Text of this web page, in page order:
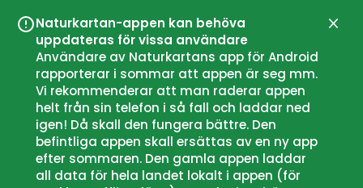
Naturkartan-appen kan behöva
uppdateras för vissa användare
Användare av Naturkartans app för Android
rapporterar i sommar att appen är seg mm.
Vi rekommenderar att man raderar appen
helt från sin telefon i så fall och laddar ned
igen! Då skall den fungera bättre. Den
befintliga appen skall ersättas av en ny app
efter sommaren. Den gamla appen laddar
all data för hela landet lokalt i appen (för